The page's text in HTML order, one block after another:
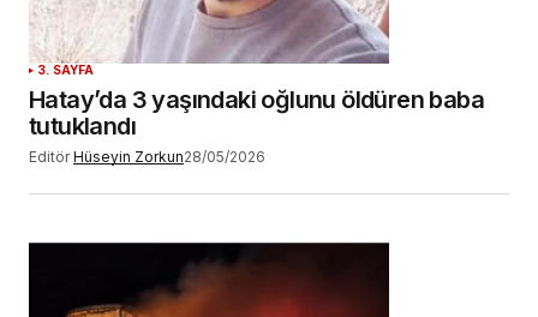
3. SAYFA
Hatay’da 3 yaşındaki oğlunu öldüren baba
tutuklandı
Editör Hüseyin Zorkun28/05/2026